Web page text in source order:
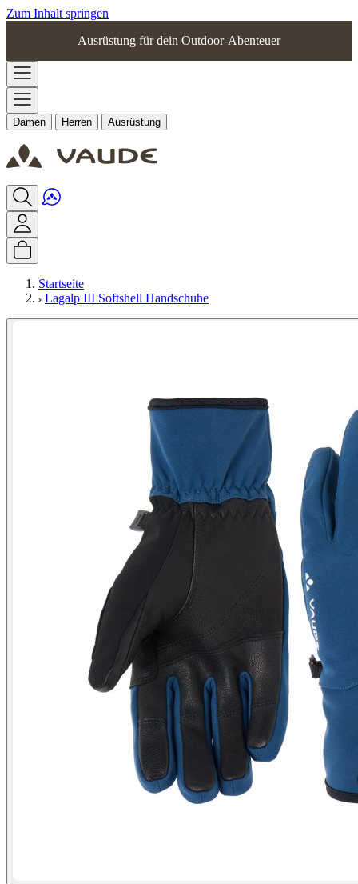
Zum Inhalt springen
Ausrüstung für dein Outdoor-Abenteuer
Damen Herren Ausrüstung
Startseite
Lagalp III Softshell Handschuhe